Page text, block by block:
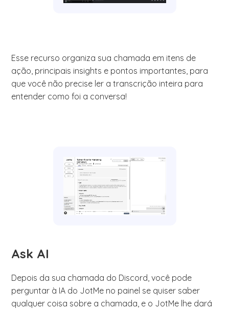
Esse recurso organiza sua chamada em itens de
ação, principais insights e pontos importantes, para
que você não precise ler a transcrição inteira para
entender como foi a conversa!
Ask AI
Depois da sua chamada do Discord, você pode
perguntar à IA do JotMe no painel se quiser saber
qualquer coisa sobre a chamada, e o JotMe lhe dará